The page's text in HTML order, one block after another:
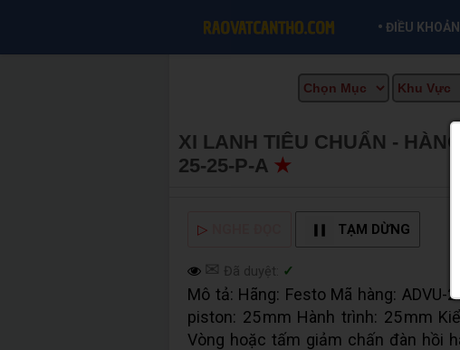
• ĐIỀU KHOẢN
XI LANH TIÊU CHUẨN -
25-25-P-A ★ MUA BÁN TẠI
▷ TẠM DỪNG
✉ Đã duyệt: ✓
Mô tả: Hãng: Festo Mã hàng:
piston: 25 mm Hành trình: 25 mm
Vòng hoặc tấm giảm chấn đàn hồi